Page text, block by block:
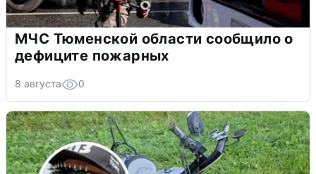
МЧС Тюменской области сообщило о
дефиците пожарных
8 августа 0